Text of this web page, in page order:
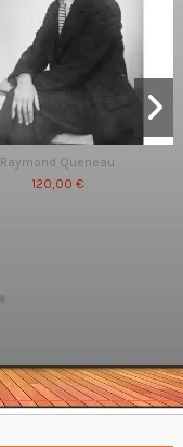
Raymond Queneau
120,00 €